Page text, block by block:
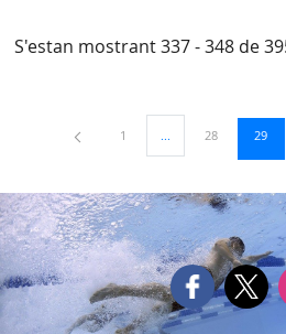
S'estan mostrant 337 - 348 de
Pàgina
1 ...Pàgines intermèdies
Pàgina
28 Pàgina
29